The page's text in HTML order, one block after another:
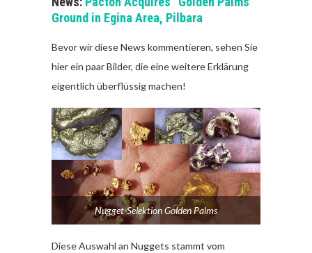
Ground in Egina Area, Pilbara
Bevor wir diese News kommentieren, sehen Sie
hier ein paar Bilder, die eine weitere Erklärung
eigentlich überflüssig machen!
Nugget-Selektion Golden Palms
Diese Auswahl an Nuggets stammt vom